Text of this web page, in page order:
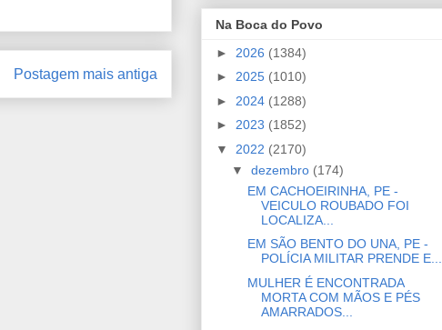
Postagem mais antiga
Na Boca do Povo
► 2026 (1384)
► 2025 (1010)
► 2024 (1288)
► 2023 (1852)
▼ 2022 (2170)
▼ dezembro (174)
EM CACHOEIRINHA, PE -
VEICULO ROUBADO FOI
LOCALIZA...
EM SÃO BENTO DO UNA, PE -
POLÍCIA MILITAR PRENDE E...
MULHER É ENCONTRADA
MORTA COM MÃOS E PÉS
AMARRADOS...